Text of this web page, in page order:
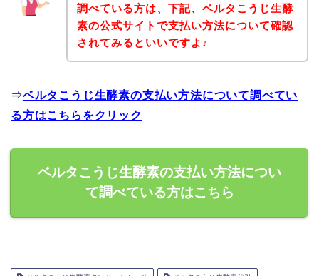
調べている方は、下記、ベルタこうじ生酵
素の公式サイトで支払い方法について確認
されてみるといいですよ♪
⇒ベルタこうじ生酵素の支払い方法について調べてい
る方はこちらをクリック
ベルタこうじ生酵素の支払い方法につい
て調べている方はこちら